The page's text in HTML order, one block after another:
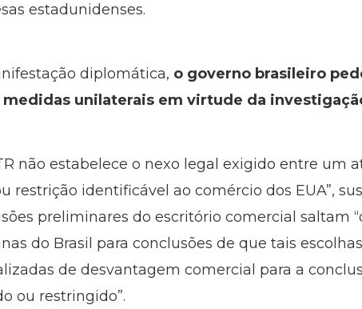
estadunidenses.
diplomática, o governo brasileiro
unilaterais em virtude da
não estabelece o nexo legal exigido entre um
restrição identificável ao comércio dos EUA”,
preliminares do escritório comercial saltam
do Brasil para conclusões de que tais escolhas
de desvantagem comercial para a
ou restringido”.